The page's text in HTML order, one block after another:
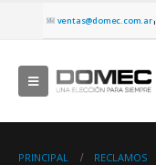
ventas@domec.com.ar|
PRINCIPAL RECLAMOS